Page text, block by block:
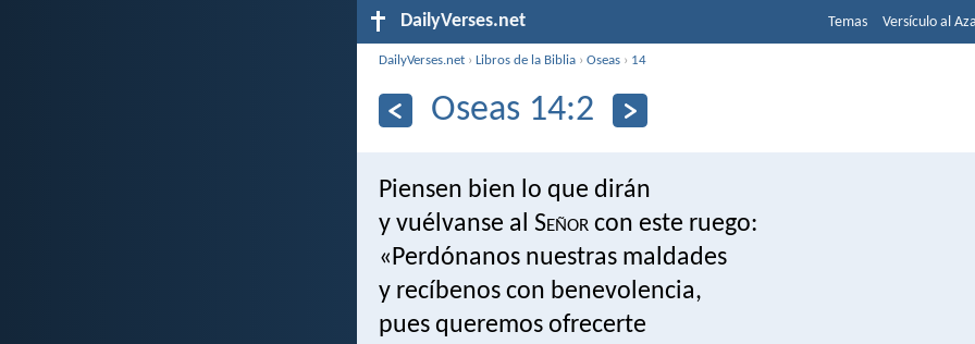
DailyVerses.net Temas Versículo al
DailyVerses.net ›Libros de la Biblia ›Oseas › 14
Oseas 14:2
Piensen bien lo que dirán
y vuélvanse al Señor con este ruego:
«Perdónanos nuestras maldades
y recíbenos con benevolencia,
pues queremos ofrecerte